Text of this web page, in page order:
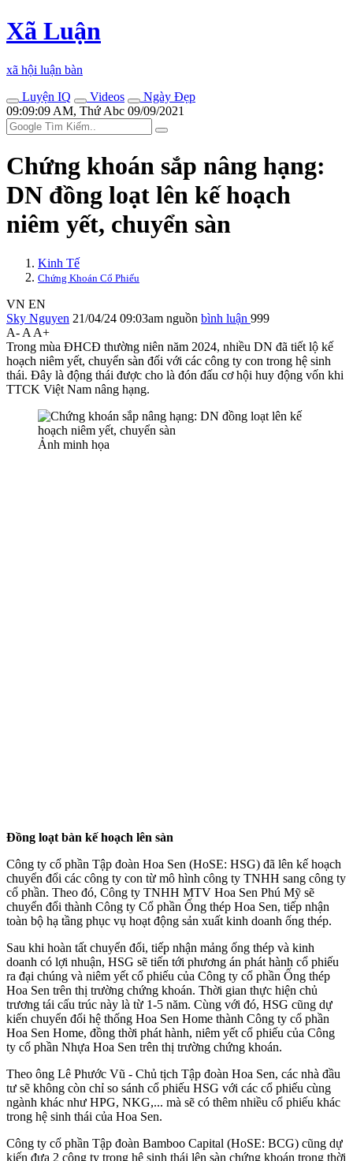
Xã Luận
xã hội luận bàn
Luyện IQ
Videos
Ngày Đẹp
09:09:09 AM, Thứ Abc 09/09/2021
Chứng khoán sắp nâng hạng:
DN đồng loạt lên kế hoạch
niêm yết, chuyển sàn
Kinh Tế
Chứng Khoán Cổ Phiếu
VN EN
Sky Nguyen 21/04/24 09:03am nguồn bình luận 999
A- A A+
Trong mùa ĐHCĐ thường niên năm 2024, nhiều DN đã tiết lộ kế
hoạch niêm yết, chuyển sàn đối với các công ty con trong hệ sinh
thái. Đây là động thái được cho là đón đấu cơ hội huy động vốn khi
TTCK Việt Nam nâng hạng.
Ảnh minh họa
Đồng loạt bàn kế hoạch lên sàn
Công ty cổ phần Tập đoàn Hoa Sen (HoSE: HSG) đã lên kế hoạch
chuyển đổi các công ty con từ mô hình công ty TNHH sang công ty
cổ phần. Theo đó, Công ty TNHH MTV Hoa Sen Phú Mỹ sẽ
chuyển đổi thành Công ty Cổ phần Ống thép Hoa Sen, tiếp nhận
toàn bộ hạ tầng phục vụ hoạt động sản xuất kinh doanh ống thép.
Sau khi hoàn tất chuyển đổi, tiếp nhận mảng ống thép và kinh
doanh có lợi nhuận, HSG sẽ tiến tới phương án phát hành cổ phiếu
ra đại chúng và niêm yết cổ phiếu của Công ty cổ phần Ống thép
Hoa Sen trên thị trường chứng khoán. Thời gian thực hiện chủ
trương tái cấu trúc này là từ 1-5 năm. Cùng với đó, HSG cũng dự
kiến chuyển đổi hệ thống Hoa Sen Home thành Công ty cổ phần
Hoa Sen Home, đồng thời phát hành, niêm yết cổ phiếu của Công
ty cổ phần Nhựa Hoa Sen trên thị trường chứng khoán.
Theo ông Lê Phước Vũ - Chủ tịch Tập đoàn Hoa Sen, các nhà đầu
tư sẽ không còn chỉ so sánh cổ phiếu HSG với các cổ phiếu cùng
ngành khác như HPG, NKG,... mà sẽ có thêm nhiều cổ phiếu khác
trong hệ sinh thái của Hoa Sen.
Công ty cổ phần Tập đoàn Bamboo Capital (HoSE: BCG) cũng dự
kiến đưa 2 công ty trong hệ sinh thái lên sàn chứng khoán trong thời